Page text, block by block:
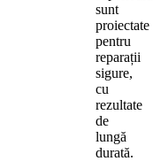
sunt
proiectate
pentru
reparații
sigure,
cu
rezultate
de
lungă
durată.